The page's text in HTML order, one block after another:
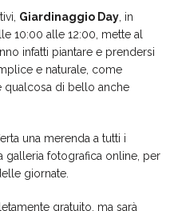
Giardinaggio Day , in
10:00 alle 12:00, mette al
infatti piantare e prendersi
e naturale, come
qualcosa di bello anche
una merenda a tutti i
galleria fotografica online, per
giornate.
gratuito, ma sarà